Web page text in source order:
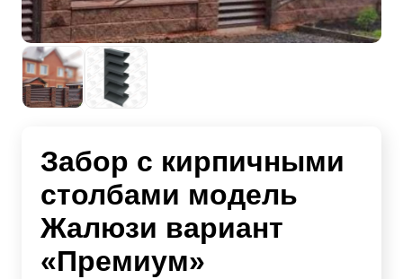
Забор с кирпичными
столбами модель
Жалюзи вариант
«Премиум»